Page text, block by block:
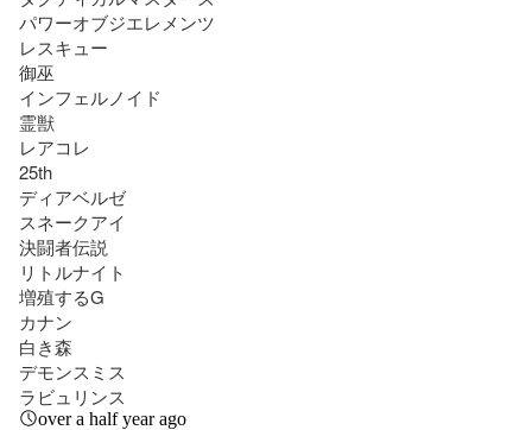
パワーオブジエレメンツ
レスキュー
御巫
インフェルノイド
霊獣
レアコレ
25th
ディアベルゼ
スネークアイ
決闘者伝説
リトルナイト
増殖するG
カナン
白き森
デモンスミス
ラビュリンス
over a half year ago